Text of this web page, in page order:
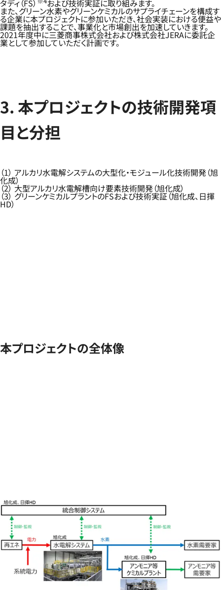
タディ（FS） および技術実証に取り組みます。
また、グリーン水素やグリーンケミカルのサプライチェーンを構成す
る企業に本プロジェクトに参加いただき、社会実装における便益や
課題を抽出することで、事業化と市場創出を加速していきます。
2021年度中に三菱商事株式会社および株式会社JERAに委託企
業として参加していただく計画です。
3. 本プロジェクトの技術開発項
目と分担
（1） アルカリ水電解システムの大型化・モジュール化技術開発（旭
化成）
（2） 大型アルカリ水電解槽向け要素技術開発（旭化成）
（3） グリーンケミカルプラントのFSおよび技術実証（旭化成、日揮
HD）
本プロジェクトの全体像